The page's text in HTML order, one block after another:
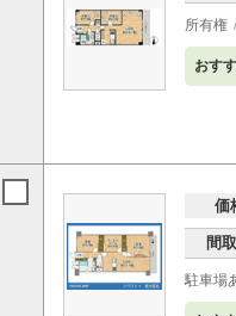
所有権
おす
価
間
駐車場